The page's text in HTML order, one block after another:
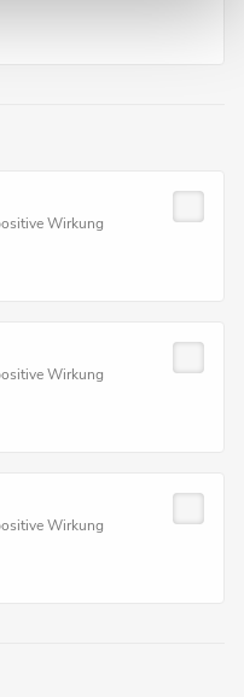
Wirkung
Wirkung
Wirkung